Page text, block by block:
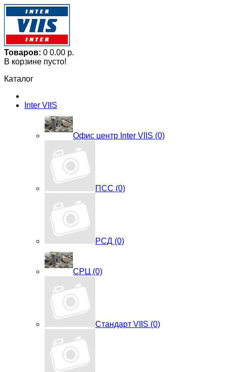
Товаров: 0 0.00 р.
В корзине пусто!
Каталог
Inter VIIS
Офис центр Inter VIIS (0)
ПСС (0)
РСД (0)
СРЦ (0)
Стандарт VIIS (0)